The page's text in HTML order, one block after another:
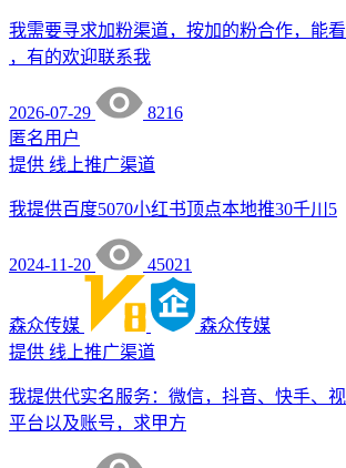
我需要寻求加粉渠道，按加的粉合作，能
，有的欢迎联系我
2026-07-29
8216
匿名用户
提供 线上推广渠道
我提供百度5070小红书顶点本地推30千川5
2024-11-20 45021
森众传媒
森众传媒
提供 线上推广渠道
我提供代实名服务：微信，抖音、快手、
平台以及账号，求甲方